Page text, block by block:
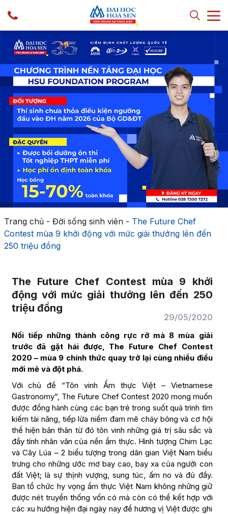
Trang chủ- Đời sống sinh viên- The Future Chef
Contest mùa 9 khởi động với mức giải thưởng lên đến
250 triệu đồng
The Future Chef Contest mùa 9 khởi
động với mức giải thưởng lên đến 250
triệu đồng
29/05/2020
Nối tiếp những thành công rực rỡ mà 8 mùa giải
trước đã gặt hái được, The Future Chef Contest
2020 – mùa 9 chính thức quay trở lại cùng nhiều điều
mới mẻ và đột phá.
Với chủ đề “Tôn vinh Ẩm thực Việt – Vietnamese
Gastronomy”, The Future Chef Contest 2020 mong muốn
được đồng hành cùng các bạn trẻ trong suốt quá trình tìm
kiếm tài năng, tiếp lửa niềm đam mê cháy bỏng và cơ hội
thể hiện bản thân từ đó tôn vinh những giá trị sâu sắc và
đầy tính nhân văn của nền ẩm thực. Hình tượng Chim Lạc
và Cây Lúa – 2 biểu tượng trong dân gian Việt Nam biểu
trưng cho những ước mơ bay cao, bay xa của người con
đất Việt; là sự thịnh vượng, sung túc, ấm no và đủ đầy.
Ban tổ chức hy vọng ẩm thực Việt Nam không những giữ
được nét truyền thống vốn có mà còn có thể kết hợp với
các xu hướng hiện đại ngày nay để hương vị Việt được ghi